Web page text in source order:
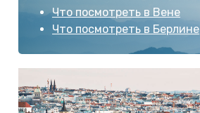
Что посмотреть в Вене
Что посмотреть в Берлине